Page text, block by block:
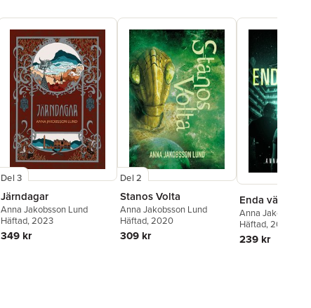
Del 3
Järndagar
Anna Jakobsson Lund
Häftad, 2023
349 kr
Del 2
Stanos Volta
Anna Jakobsson Lund
Häftad, 2020
309 kr
Enda vägen
Anna Jakobsson
Häftad, 2016
239 kr